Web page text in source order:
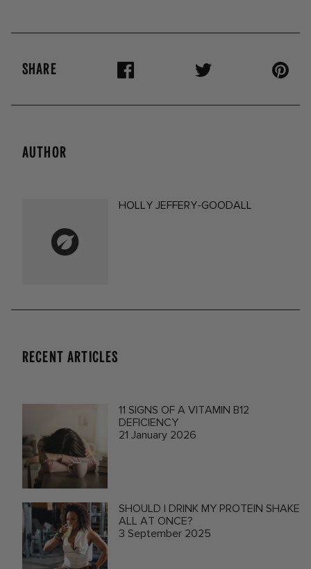
SHARE
AUTHOR
HOLLY JEFFERY-GOODALL
RECENT ARTICLES
11 SIGNS OF A VITAMIN B12
DEFICIENCY
21 January 2026
SHOULD I DRINK MY PROTEIN SHAKE
ALL AT ONCE?
3 September 2025